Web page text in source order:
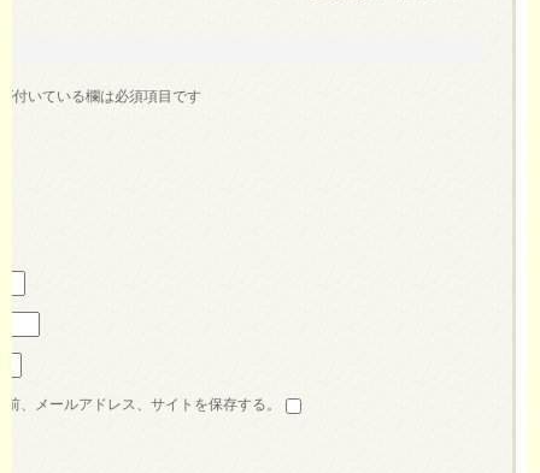
付いている欄は必須項目です
、メールアドレス、サイトを保存する。